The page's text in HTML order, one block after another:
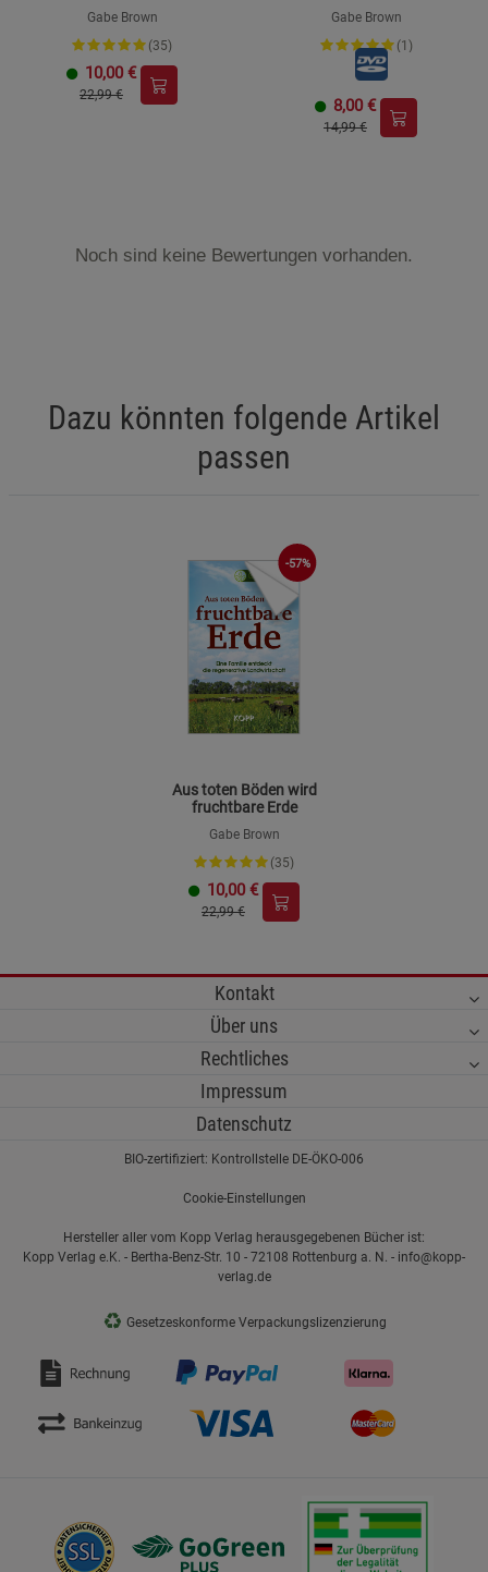
Gabe Brown
(35)
10,00 €
22,99 €
Gabe Brown
(1)
8,00 €
14,99 €
Noch sind keine Bewertungen vorhanden.
Dazu könnten folgende Artikel
passen
-57%
Aus toten Böden wird
fruchtbare Erde
Gabe Brown
(35)
10,00 €
22,99 €
Kontakt
Über uns
Rechtliches
Impressum
Datenschutz
BIO-zertifiziert: Kontrollstelle DE-ÖKO-006
Cookie-Einstellungen
Hersteller aller vom Kopp Verlag herausgegebenen Bücher ist:
Kopp Verlag e.K. - Bertha-Benz-Str. 10 - 72108 Rottenburg a. N. - info@kopp-
verlag.de
♻ Gesetzeskonforme Verpackungslizenzierung